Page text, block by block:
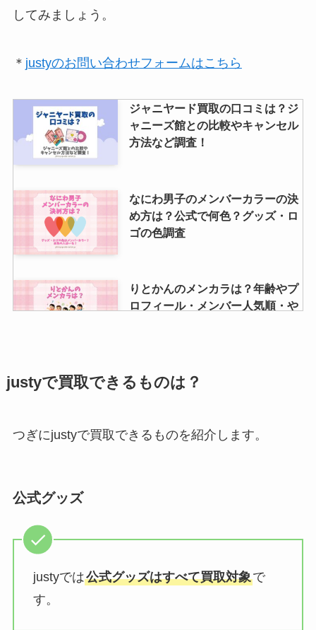
してみましょう。
＊ justyのお問い合わせフォームはこちら
ジャニヤード買取の口コミは？ジ
ャニーズ館との比較やキャンセル
方法など調査！
なにわ男子のメンバーカラーの決
め方は？公式で何色？グッズ・ロ
ゴの色調査
りとかんのメンカラは？年齢やプ
ロフィール・メンバー人気順・や
ジャニキング買取の口コミは？連
ズは買取できる？売れない？dvd
justyで買取できるものは？
つぎにjustyで買取できるものを紹介します。
公式グッズ
justyでは公式グッズはすべて買取対象で
す。